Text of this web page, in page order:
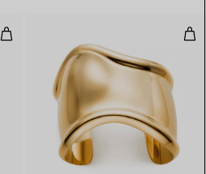
Großer Bone Cuff in Gelbgold,